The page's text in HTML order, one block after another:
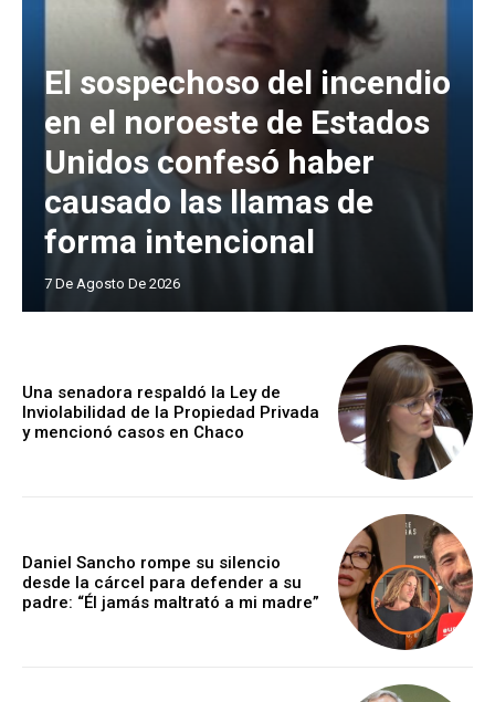
El sospechoso del incendio
en el noroeste de Estados
Unidos confesó haber
causado las llamas de
forma intencional
7 De Agosto De 2026
Una senadora respaldó la Ley de
Inviolabilidad de la Propiedad Privada
y mencionó casos en Chaco
Daniel Sancho rompe su silencio
desde la cárcel para defender a su
padre: “Él jamás maltrató a mi madre”